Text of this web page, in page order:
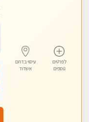
לפרטים
נוספים
עיסוי בדרום
אשדוד